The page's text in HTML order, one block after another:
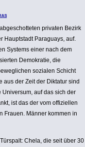
privaten Bezirk
Haupt­stadt Paraguays, auf.
Systems einer nach dem
Demo­kratie, die
sozialen Schicht
aus der Zeit der Diktatur sind
auf das sich der
ist das der vom offi­zi­ellen
Frauen. Männer kommen in
Chela, die seit über 30